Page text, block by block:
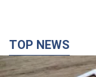
TOP NEWS